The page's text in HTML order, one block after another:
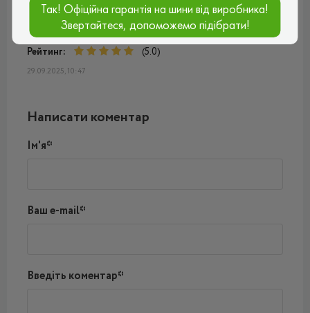
Комфорт — одна з сильних сторін: шум на дорозі
середній-низький, вібрацій небагато, їзда м’яка. Знос
після короткого пробігу поки що мінімальний.
Рейтинг:
(5.0)
29.09.2025, 10:47
Написати коментар
Ім'я*
Ваш e-mail*
Введіть коментар*
Так! Офіційна гарантія на шини від виробника!
Звертайтеся, допоможемо підібрати!